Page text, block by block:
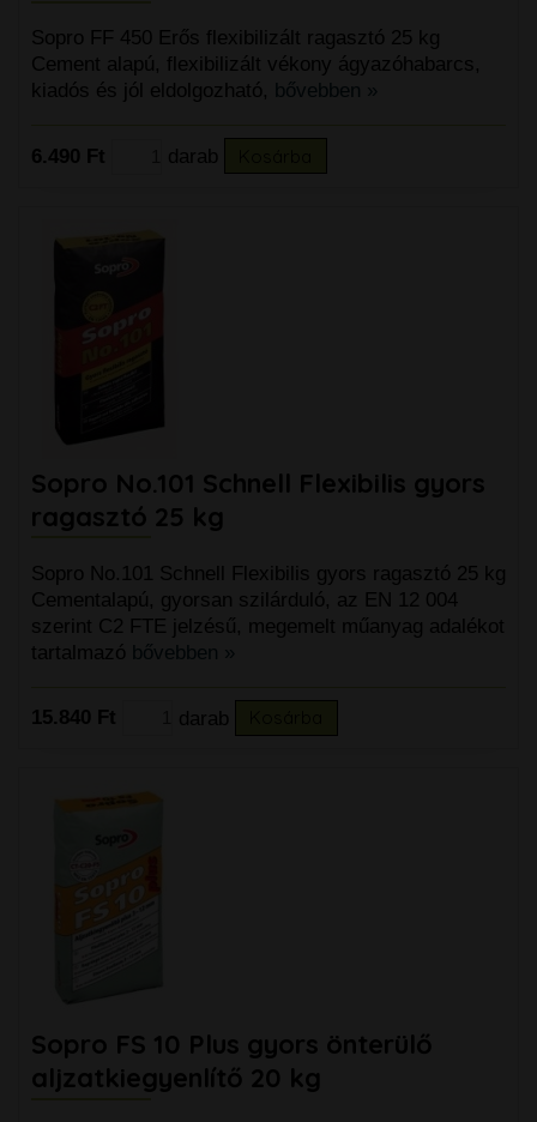
Sopro FF 450 Erős flexibilizált ragasztó 25 kg
Cement alapú, flexibilizált vékony ágyazóhabarcs,
kiadós és jól eldolgozható,
bővebben »
6.490 Ft darab
Sopro No.101 Schnell Flexibilis gyors
ragasztó 25 kg
Sopro No.101 Schnell Flexibilis gyors ragasztó 25 kg
Cementalapú, gyorsan szilárduló, az EN 12 004
szerint C2 FTE jelzésű, megemelt műanyag adalékot
tartalmazó bővebben »
15.840 Ft darab
Sopro FS 10 Plus gyors önterülő
aljzatkiegyenlítő 20 kg